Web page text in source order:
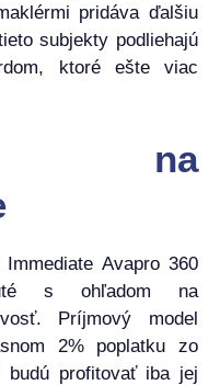
pridáva ďalšiu
subjekty podliehajú
ktoré ešte viac
na
Avapro 360
s ohľadom na
Príjmový model
2% poplatku zo
profitovať iba jej